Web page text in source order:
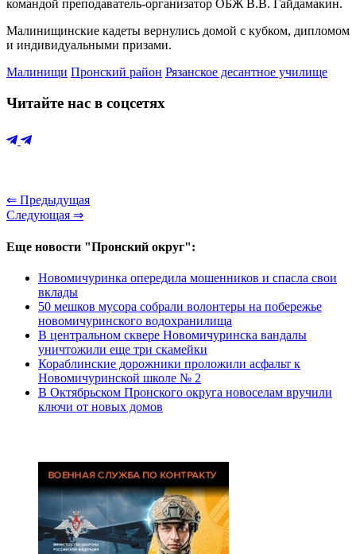
командой преподаватель-организатор ОБЖ В.В. Гайдамакин.
Малинищинские кадеты вернулись домой с кубком, дипломом
и индивидуальными призами.
Малинищи Пронский район Рязанское десантное училище
Читайте нас в соцсетях
⇐ Предыдущая
Следующая ⇒
Еще новости "Пронский округ":
Новомичуринка опередила мошенников и спасла свои
вклады
50 мешков мусора собрали волонтеры на побережье
новомичуринского водохранилища
В центральном сквере Новомичуринска вандалы
уничтожили еще три скамейки
Кораблинские дорожники проложили асфальт к
Новомичуринской школе № 2
В Октябрьском Пронского округа новоселам вручили
ключи от новых домов